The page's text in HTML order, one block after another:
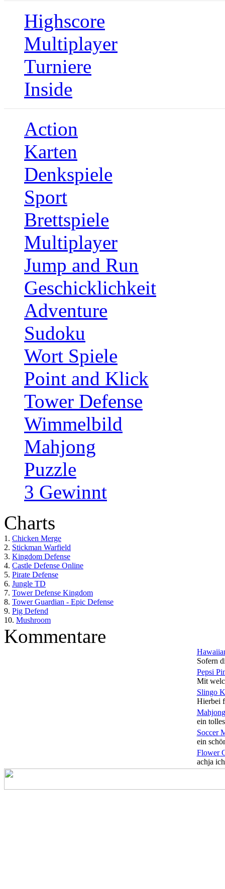
Highscore
Multiplayer
Turniere
Inside
Action
Karten
Denkspiele
Sport
Brettspiele
Multiplayer
Jump and Run
Geschicklichkeit
Adventure
Sudoku
Wort Spiele
Point and Klick
Tower Defense
Wimmelbild
Mahjong
Puzzle
3 Gewinnt
Charts
1. Chicken Merge
2. Stickman Warfield
3. Kingdom Defense
4. Castle Defense Online
5. Pirate Defense
6. Jungle TD
7. Tower Defense Kingdom
8. Tower Guardian - Epic Defense
9. Pig Defend
10. Mushroom
Kommentare
Sofern
Pepsi
Mit
Slingo
Hierbei
ein
Soccer
ein
Flower
achja